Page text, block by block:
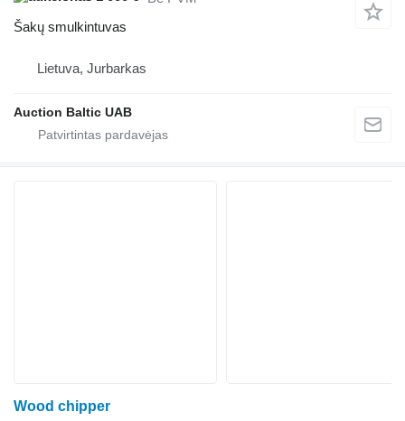
Šakų smulkintuvas
Lietuva, Jurbarkas
Auction Baltic UAB
Wood chipper